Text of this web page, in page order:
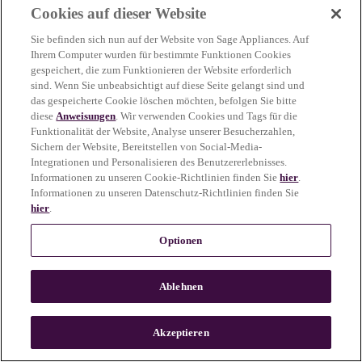
more information)
n
Cookies auf dieser Website
Sie befinden sich nun auf der Website von Sage Appliances. Auf
Ihrem Computer wurden für bestimmte Funktionen Cookies
gespeichert, die zum Funktionieren der Website erforderlich
sind. Wenn Sie unbeabsichtigt auf diese Seite gelangt sind und
das gespeicherte Cookie löschen möchten, befolgen Sie bitte
dieseAnweisungen. Wir verwenden Cookies und Tags für die
Funktionalität der Website, Analyse unserer Besucherzahlen,
Sichern der Website, Bereitstellen von Social-Media-
Integrationen und Personalisieren des Benutzererlebnisses.
Informationen zu unseren Cookie-Richtlinien finden Siehier.
Informationen zu unseren Datenschutz-Richtlinien finden Sie
hier.
Optionen
Ablehnen
Akzeptieren